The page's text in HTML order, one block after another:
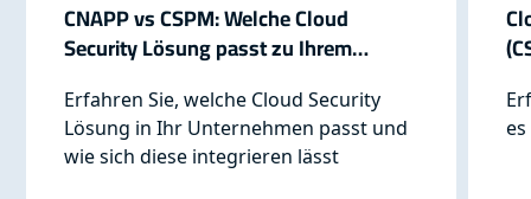
CNAPP vs CSPM: Welche Cloud
Security Lösung passt zu Ihrem
Erfahren Sie, welche Cloud Security
Lösung in Ihr Unternehmen passt und
wie sich diese integrieren lässt